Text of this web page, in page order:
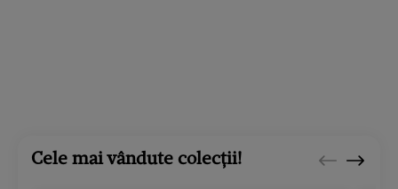
Cele mai vândute colecții!